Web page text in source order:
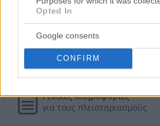
Opted In
Google consents
CONFIRM
Τιμές πώλησης/ενοικίασης
τοπική αγορά
Τα πάντα για τους
Γενικές πληροφορίες
για τους πλειστηριασμούς